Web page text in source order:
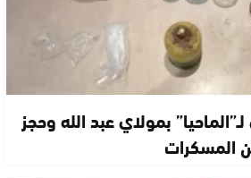
بمولاي عبد الله وحجز